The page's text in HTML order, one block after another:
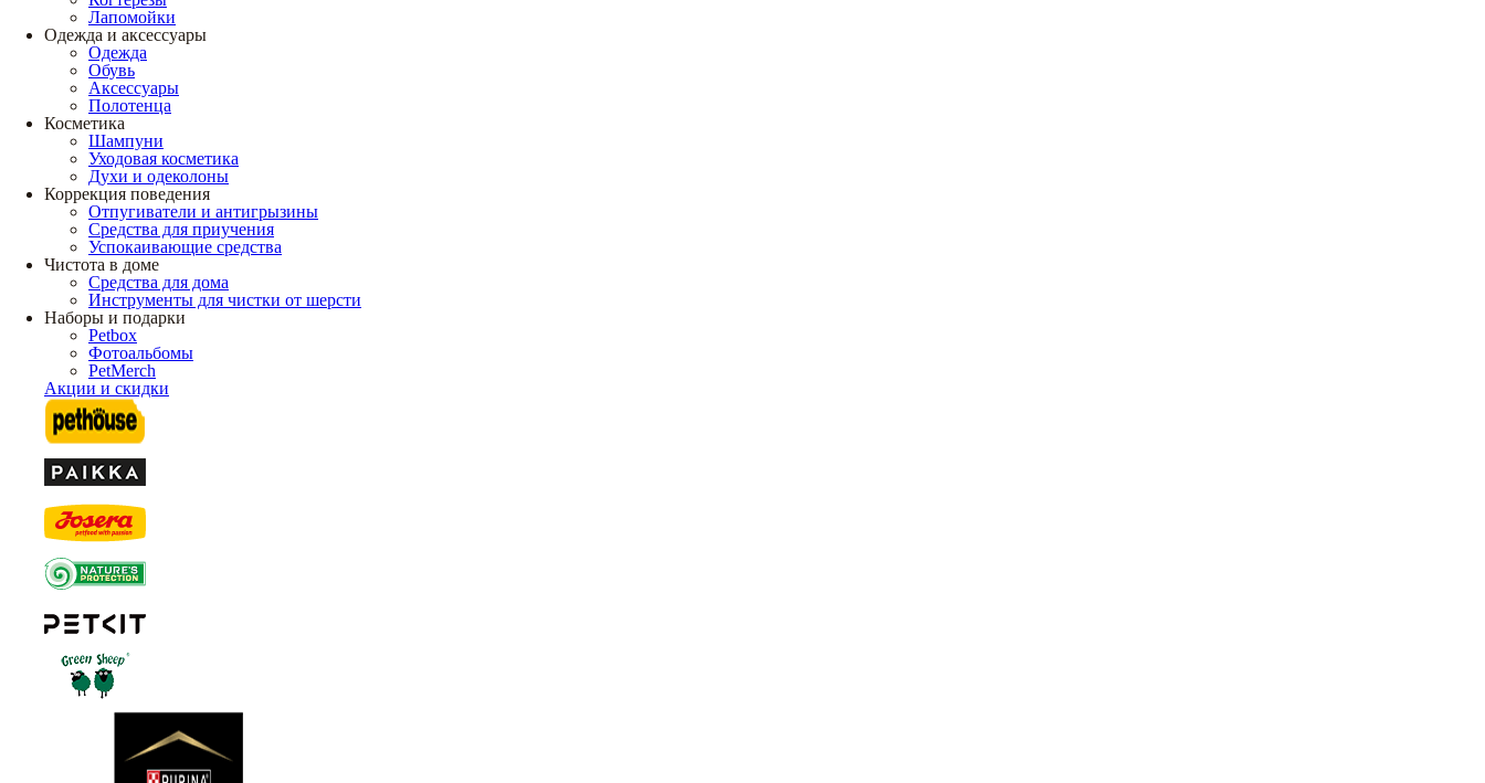
Лапомойки
Одежда и аксессуары
Одежда
Обувь
Аксессуары
Полотенца
Косметика
Шампуни
Уходовая косметика
Духи и одеколоны
Коррекция поведения
Отпугиватели и антигрызины
Средства для приучения
Успокаивающие средства
Чистота в доме
Средства для дома
Инструменты для чистки от шерсти
Наборы и подарки
Petbox
Фотоальбомы
PetMerch
Акции и скидки